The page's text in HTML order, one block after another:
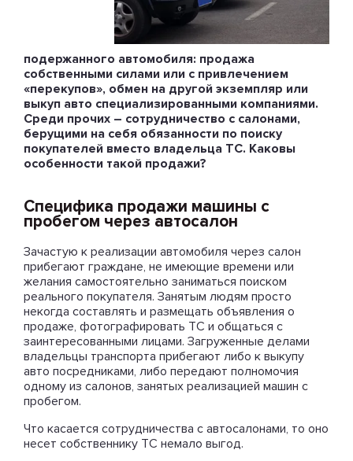
подержанного автомобиля: продажа
собственными силами или с привлечением
«перекупов», обмен на другой экземпляр или
выкуп авто специализированными компаниями.
Среди прочих – сотрудничество с салонами,
берущими на себя обязанности по поиску
покупателей вместо владельца ТС. Каковы
особенности такой продажи?
Специфика продажи машины с
пробегом через автосалон
Зачастую к реализации автомобиля через салон
прибегают граждане, не имеющие времени или
желания самостоятельно заниматься поиском
реального покупателя. Занятым людям просто
некогда составлять и размещать объявления о
продаже, фотографировать ТС и общаться с
заинтересованными лицами. Загруженные делами
владельцы транспорта прибегают либо к выкупу
авто посредниками, либо передают полномочия
одному из салонов, занятых реализацией машин с
пробегом.
Что касается сотрудничества с автосалонами, то оно
несет собственнику ТС немало выгод.